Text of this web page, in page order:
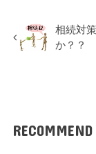
相続対
か？？
RECOMMEND